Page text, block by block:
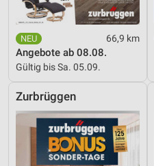
66,9 km
Angebote ab 08.08.
Gültig bis Sa. 05.09.
Zurbrüggen